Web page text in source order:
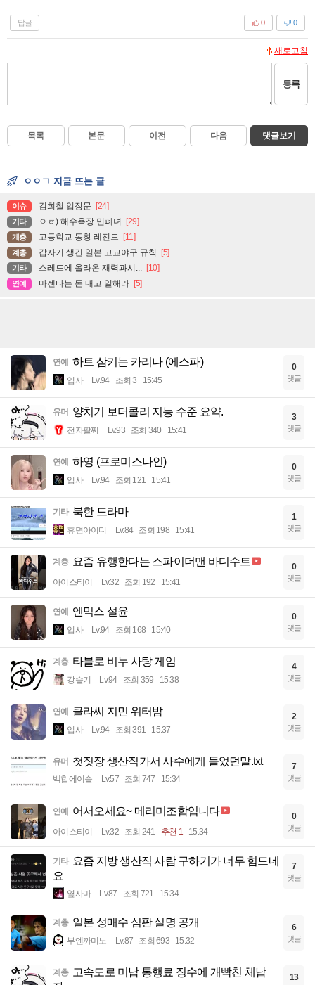
답글 0
0
새로고침
등록
목록 본문 이전 다음 댓글보기
ㅇㅇㄱ 지금 뜨는 글
이슈 김희철 입장문 [24]
기타 ㅇㅎ) 해수욕장 민폐녀 [29]
계층 고등학교 동창 레전드 [11]
계층 갑자기 생긴 일본 고교야구 규칙 [5]
기타 스레드에 올라온 재력과시... [10]
연예 마젠타는 돈 내고 일해라 [5]
연예 하트 삼키는 카리나 (에스파)
입사 Lv.94 조회 3 15:45
0
댓글
유머 양치기 보더콜리 지능 수준 요약.
전자팔찌 Lv.93 조회 340 15:41
3
댓글
연예 하영 (프로미스나인)
입사 Lv.94 조회 121 15:41
0
댓글
기타 북한 드라마
휴면아이디 Lv.84 조회 198 15:41
1
댓글
계층 요즘 유행한다는 스파이더맨 바디수트
아이스티이 Lv.32 조회 192 15:41
0
댓글
연예 엔믹스 설윤
입사 Lv.94 조회 168 15:40
0
댓글
계층 타블로 비누 사탕 게임
강슬기 Lv.94 조회 359 15:38
4
댓글
연예 클라씨 지민 워터밤
입사 Lv.94 조회 391 15:37
2
댓글
유머 첫짓장 생산직가서 사수에게 들었던말.txt
백합에이슬 Lv.57 조회 747 15:34
7
댓글
연예 어서오세요~ 메리미조합입니다
아이스티이 Lv.32 조회 241 추천 1 15:34
0
댓글
기타 요즘 지방 생산직 사람 구하기가 너무 힘드네
요
옆사마 Lv.87 조회 721 15:34
7
댓글
계층 일본 성매수 심판 실명 공개
부엔까미노 Lv.87 조회 693 15:32
6
댓글
계층 고속도로 미납 통행료 징수에 개빡친 체납
13